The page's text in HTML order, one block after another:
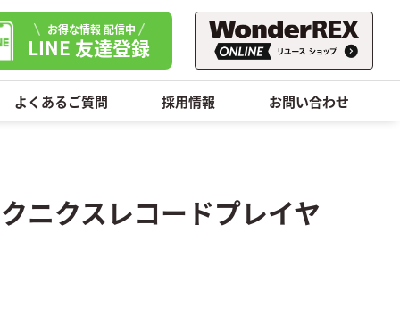
お得な情報 配信中
LINE 友達登録
よくあるご質問 採用情報 お問い合わせ
クスレコードプレイヤ